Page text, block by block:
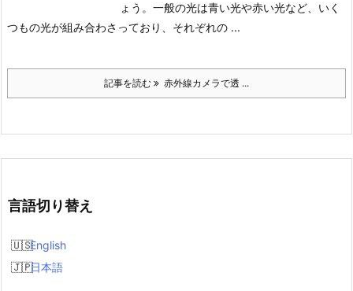
ょう。 一般の光は青い光や赤い光など、いく
つもの光が組み合わさっており、 それぞれの ...
記事を読む 赤外線カメラで透 ...
言語切り替え
English
日本語